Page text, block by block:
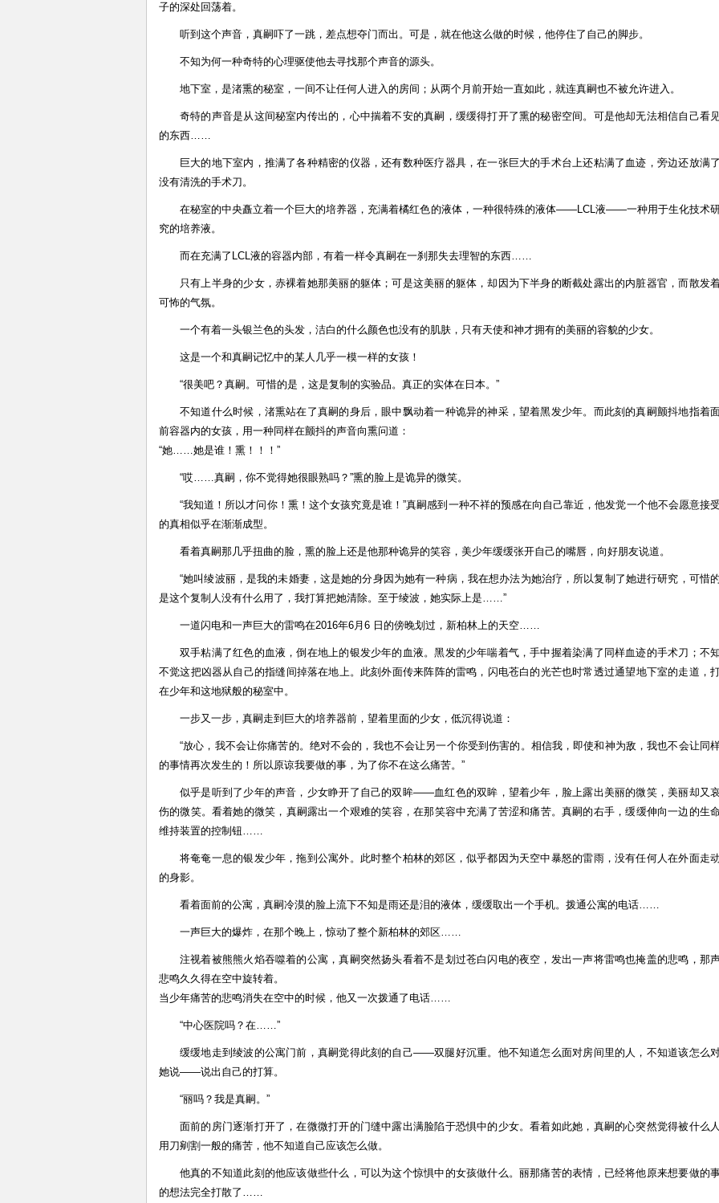
子的深处回荡着。
听到这个声音，真嗣吓了一跳，差点想夺门而出。可是，就在他这么做的时候，他停住了自己的脚步。
不知为何一种奇特的心理驱使他去寻找那个声音的源头。
地下室，是渚熏的秘室，一间不让任何人进入的房间；从两个月前开始一直如此，就连真嗣也不被允许进入。
奇特的声音是从这间秘室内传出的，心中揣着不安的真嗣，缓缓得打开了熏的秘密空间。可是他却无法相信自己看
的东西……
巨大的地下室内，推满了各种精密的仪器，还有数种医疗器具，在一张巨大的手术台上还粘满了血迹，旁边还放满了
没有清洗的手术刀。
在秘室的中央矗立着一个巨大的培养器，充满着橘红色的液体，一种很特殊的液体——LCL液——一种用于生化技术
究的培养液。
而在充满了LCL液的容器内部，有着一样令真嗣在一刹那失去理智的东西……
只有上半身的少女，赤裸着她那美丽的躯体；可是这美丽的躯体，却因为下半身的断截处露出的内脏器官，而散发
可怖的气氛。
一个有着一头银兰色的头发，洁白的什么颜色也没有的肌肤，只有天使和神才拥有的美丽的容貌的少女。
这是一个和真嗣记忆中的某人几乎一模一样的女孩！
“很美吧？真嗣。可惜的是，这是复制的实验品。真正的实体在日本。”
不知道什么时候，渚熏站在了真嗣的身后，眼中飘动着一种诡异的神采，望着黑发少年。而此刻的真嗣颤抖地指着
前容器内的女孩，用一种同样在颤抖的声音向熏问道：
“她……她是谁！熏！！！”
“哎……真嗣，你不觉得她很眼熟吗？”熏的脸上是诡异的微笑。
“我知道！所以才问你！熏！这个女孩究竟是谁！”真嗣感到一种不祥的预感在向自己靠近，他发觉一个他不会愿意接受
的真相似乎在渐渐成型。
看着真嗣那几乎扭曲的脸，熏的脸上还是他那种诡异的笑容，美少年缓缓张开自己的嘴唇，向好朋友说道。
“她叫绫波丽，是我的未婚妻，这是她的分身因为她有一种病，我在想办法为她治疗，所以复制了她进行研究，可惜的
是这个复制人没有什么用了，我打算把她清除。至于绫波，她实际上是……”
一道闪电和一声巨大的雷鸣在2016年6月6 日的傍晚划过，新柏林上的天空……
双手粘满了红色的血液，倒在地上的银发少年的血液。黑发的少年喘着气，手中握着染满了同样血迹的手术刀；不知
不觉这把凶器从自己的指缝间掉落在地上。此刻外面传来阵阵的雷鸣，闪电苍白的光芒也时常透过通望地下室的走道，
在少年和这地狱般的秘室中。
一步又一步，真嗣走到巨大的培养器前，望着里面的少女，低沉得说道：
“放心，我不会让你痛苦的。绝对不会的，我也不会让另一个你受到伤害的。相信我，即使和神为敌，我也不会让同
的事情再次发生的！所以原谅我要做的事，为了你不在这么痛苦。”
似乎是听到了少年的声音，少女睁开了自己的双眸——血红色的双眸，望着少年，脸上露出美丽的微笑，美丽却又
伤的微笑。看着她的微笑，真嗣露出一个艰难的笑容，在那笑容中充满了苦涩和痛苦。真嗣的右手，缓缓伸向一边的生命
维持装置的控制钮……
将奄奄一息的银发少年，拖到公寓外。此时整个柏林的郊区，似乎都因为天空中暴怒的雷雨，没有任何人在外面走动
的身影。
看着面前的公寓，真嗣冷漠的脸上流下不知是雨还是泪的液体，缓缓取出一个手机。拨通公寓的电话……
一声巨大的爆炸，在那个晚上，惊动了整个新柏林的郊区……
注视着被熊熊火焰吞噬着的公寓，真嗣突然扬头看着不是划过苍白闪电的夜空，发出一声将雷鸣也掩盖的悲鸣，那
悲鸣久久得在空中旋转着。
当少年痛苦的悲鸣消失在空中的时候，他又一次拨通了电话……
“中心医院吗？在……”
缓缓地走到绫波的公寓门前，真嗣觉得此刻的自己——双腿好沉重。他不知道怎么面对房间里的人，不知道该怎么
她说——说出自己的打算。
“丽吗？我是真嗣。”
面前的房门逐渐打开了，在微微打开的门缝中露出满脸陷于恐惧中的少女。看着如此她，真嗣的心突然觉得被什么人
用刀剜割一般的痛苦，他不知道自己应该怎么做。
他真的不知道此刻的他应该做些什么，可以为这个惊惧中的女孩做什么。丽那痛苦的表情，已经将他原来想要做的
的想法完全打散了……